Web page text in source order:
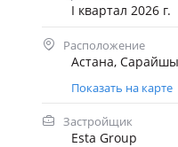
I квартал 2026 г.
Расположение
Астана,
Показать на карте
Застройщик
Esta Group